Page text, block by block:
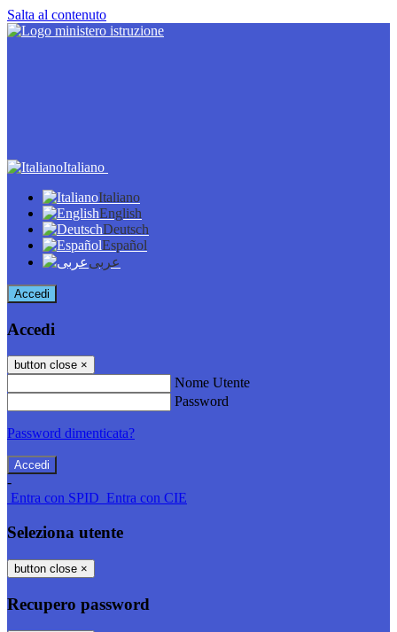
Salta al contenuto
Italiano
Italiano
English
Deutsch
Español
عربى
Accedi
Accedi
button close ×
Nome Utente
Password
Password dimenticata?
-
Entra con SPID Entra con CIE
Seleziona utente
button close ×
Recupero password